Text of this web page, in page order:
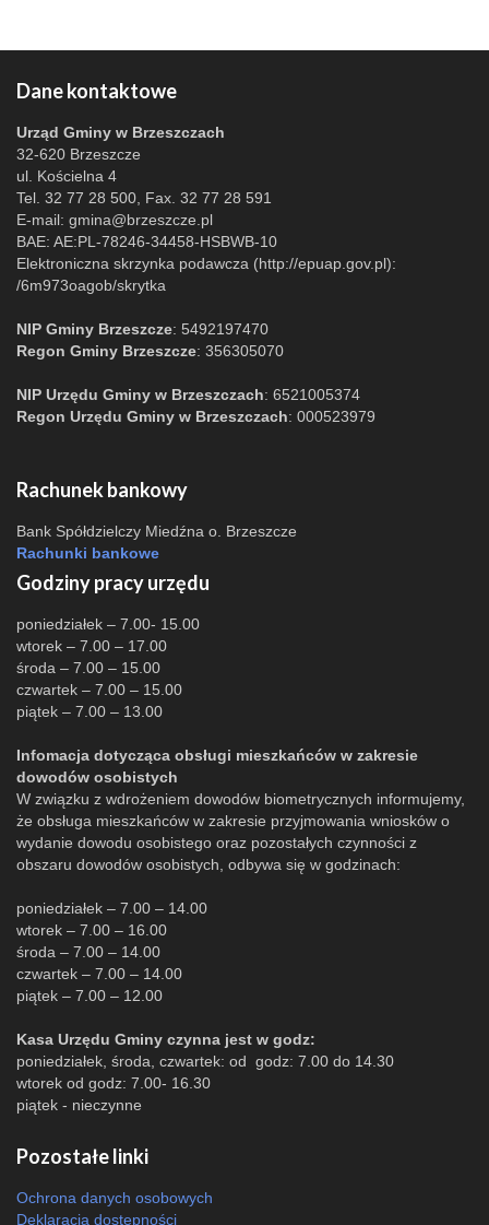
Dane kontaktowe
Urząd Gminy w Brzeszczach
32-620 Brzeszcze
ul. Kościelna 4
Tel. 32 77 28 500, Fax. 32 77 28 591
E-mail: gmina@brzeszcze.pl
BAE: AE:PL-78246-34458-HSBWB-10
Elektroniczna skrzynka podawcza (http://epuap.gov.pl):
/6m973oagob/skrytka
NIP Gminy Brzeszcze: 5492197470
Regon Gminy Brzeszcze: 356305070
NIP Urzędu Gminy w Brzeszczach: 6521005374
Regon Urzędu Gminy w Brzeszczach: 000523979
Rachunek bankowy
Bank Spółdzielczy Miedźna o. Brzeszcze
Rachunki bankowe
Godziny pracy urzędu
poniedziałek – 7.00- 15.00
wtorek – 7.00 – 17.00
środa – 7.00 – 15.00
czwartek – 7.00 – 15.00
piątek – 7.00 – 13.00
Infomacja dotycząca obsługi mieszkańców w zakresie
dowodów osobistych
W związku z wdrożeniem dowodów biometrycznych informujemy,
że obsługa mieszkańców w zakresie przyjmowania wniosków o
wydanie dowodu osobistego oraz pozostałych czynności z
obszaru dowodów osobistych, odbywa się w godzinach:
poniedziałek – 7.00 – 14.00
wtorek – 7.00 – 16.00
środa – 7.00 – 14.00
czwartek – 7.00 – 14.00
piątek – 7.00 – 12.00
Kasa Urzędu Gminy czynna jest w godz:
poniedziałek, środa, czwartek: od godz: 7.00 do 14.30
wtorek od godz: 7.00- 16.30
piątek - nieczynne
Pozostałe linki
Ochrona danych osobowych
Deklaracja dostępności